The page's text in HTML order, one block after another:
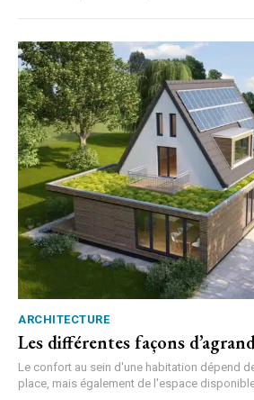
ARCHITECTURE
Les différentes façons
Le confort au sein d'une habitation dépend
place, mais également de l'espace disponible.